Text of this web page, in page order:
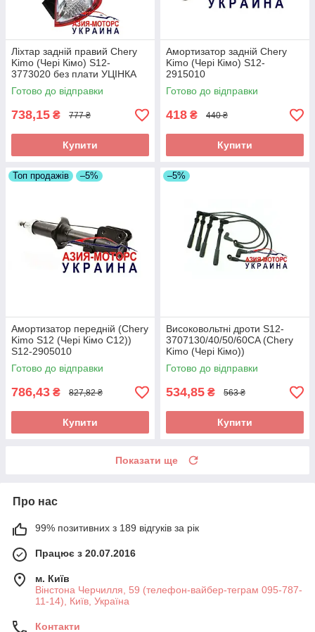
Ліхтар задній правий Chery
Kimo (Чері Кімо) S12-
3773020 без плати УЦІНКА
Готово до відправки
738,15 ₴ 777 ₴
Купити
Амортизатор задній Chery
Kimo (Чері Кімо) S12-
2915010
Готово до відправки
418 ₴ 440 ₴
Купити
Топ продажів –5%
Амортизатор передній (Chery
Kimo S12 (Чері Кімо С12))
S12-2905010
Готово до відправки
786,43 ₴ 827,82 ₴
Купити
–5%
Високовольтні дроти S12-
3707130/40/50/60CA (Chery
Kimo (Чері Кімо))
Готово до відправки
534,85 ₴ 563 ₴
Купити
Показати ще
Про нас
99% позитивних з 189 відгуків за рік
Працює з 20.07.2016
м. Київ
Вінстона Черчилля, 59 (телефон-вайбер-теграм 095-787-
11-14), Київ, Україна
Контакти